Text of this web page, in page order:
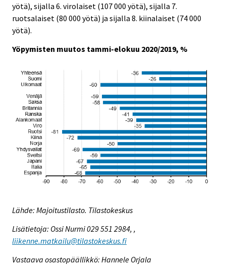
yötä), sijalla 6. virolaiset (107 000 yötä), sijalla 7.
ruotsalaiset (80 000 yötä) ja sijalla 8. kiinalaiset (74 000
yötä).
Yöpymisten muutos tammi-elokuu 2020/2019, %
Lähde: Majoitustilasto. Tilastokeskus
Lisätietoja: Ossi Nurmi 029 551 2984, ,
liikenne.matkailu@tilastokeskus.fi
Vastaava osastopäällikkö: Hannele Orjala